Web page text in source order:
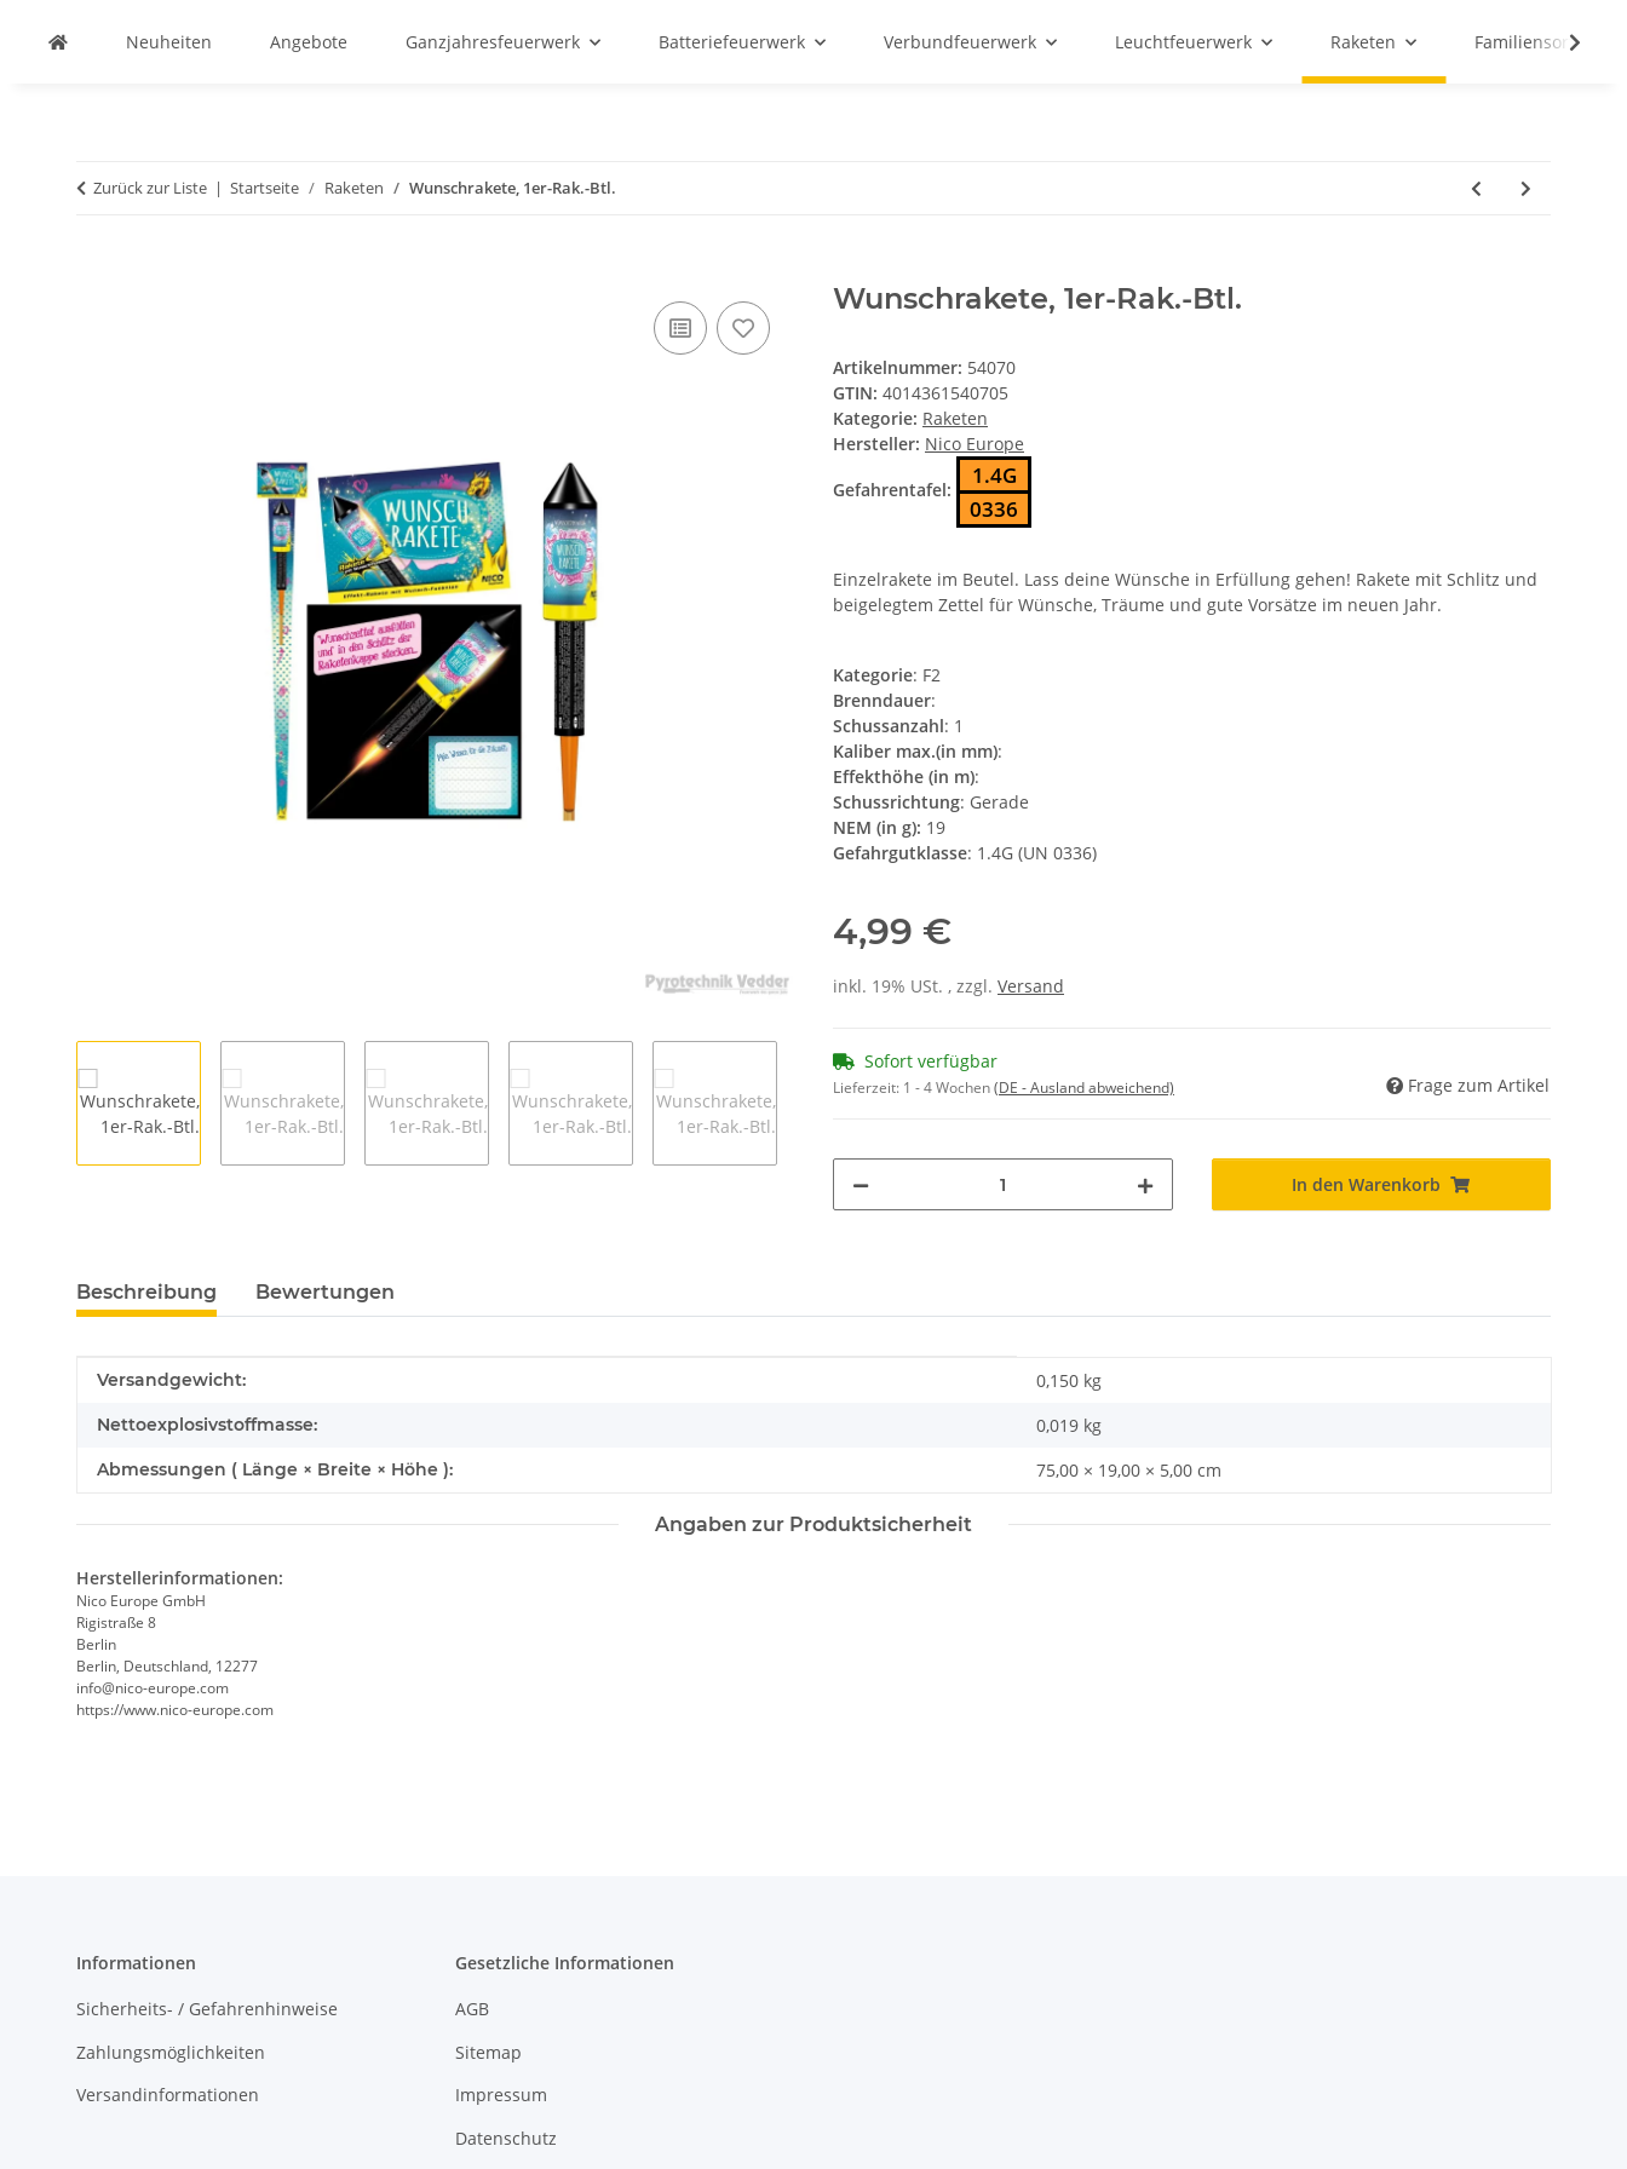
Neuheiten Angebote Ganzjahresfeuerwerk Batteriefeuerwerk Verbundfeuerwerk Leuchtfeuerwerk Raketen
Zurück zur Liste Startseite Raketen Wunschrakete, 1er-Rak.-Btl.
Wunschrakete, 1er-Rak.-Btl.
Artikelnummer: 54070
GTIN: 4014361540705
Kategorie: Raketen
Hersteller: Nico Europe
Gefahrentafel:
1.4G
0336
Einzelrakete im Beutel. Lass deine Wünsche in Erfüllung gehen! Rakete mit Schlitz und
beigelegtem Zettel für Wünsche, Träume und gute Vorsätze im neuen Jahr.
Kategorie: F2
Brenndauer:
Schussanzahl: 1
Kaliber max.(in mm):
Effekthöhe (in m):
Schussrichtung: Gerade
NEM (in g): 19
Gefahrgutklasse: 1.4G (UN 0336)
4,99 €
inkl. 19% USt. , zzgl. Versand
Sofort verfügbar
Lieferzeit: 1 - 4 Wochen(DE - Ausland abweichend) Frage zum Artikel
In den Warenkorb
Beschreibung Bewertungen
Produkteigenschaft
Wert
Versandgewicht: 0,150 kg
Nettoexplosivstoffmasse: 0,019 kg
Abmessungen ( Länge × Breite × Höhe ): 75,00 × 19,00 × 5,00 cm
Angaben zur Produktsicherheit
Herstellerinformationen:
Nico Europe GmbH
Rigistraße 8
Berlin
Berlin, Deutschland, 12277
info@nico-europe.com
https://www.nico-europe.com
Informationen
Sicherheits- / Gefahrenhinweise
Zahlungsmöglichkeiten
Versandinformationen
Gesetzliche Informationen
AGB
Sitemap
Impressum
Datenschutz